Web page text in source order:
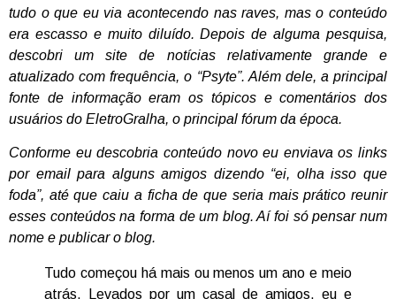
tudo o que eu via acontecendo nas raves, mas o conteúdo
era escasso e muito diluído. Depois de alguma pesquisa,
descobri um site de notícias relativamente grande e
atualizado com frequência, o “Psyte”. Além dele, a principal
fonte de informação eram os tópicos e comentários dos
usuários do EletroGralha, o principal fórum da época.
Conforme eu descobria conteúdo novo eu enviava os links
por email para alguns amigos dizendo “ei, olha isso que
foda”, até que caiu a ficha de que seria mais prático reunir
esses conteúdos na forma de um blog. Aí foi só pensar num
nome e publicar o blog.
Tudo começou há mais ou menos um ano e meio
atrás. Levados por um casal de amigos, eu e